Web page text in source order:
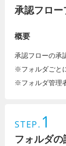
承認フロ
概要
承認フローの承
※フォルダごと
※フォルダ管理
STEP. 1
フォルダ